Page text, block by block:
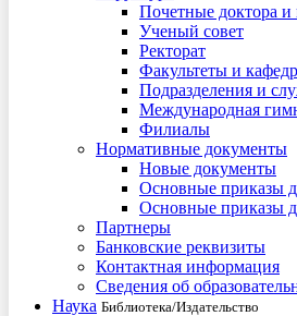
Почетные доктора и
Ученый совет
Ректорат
Факультеты и
Подразделения и
Международная
Филиалы
Нормативные документы
Новые документы
Основные приказы
Основные приказы
Партнеры
Банковские реквизиты
Контактная информация
Сведения об
Наука Библиотека/Издательство